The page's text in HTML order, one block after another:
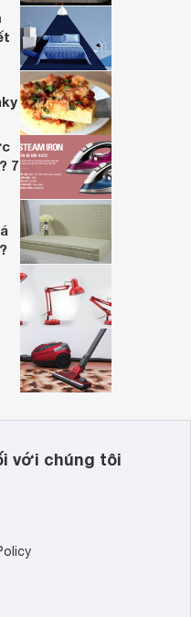
7
với chúng tôi